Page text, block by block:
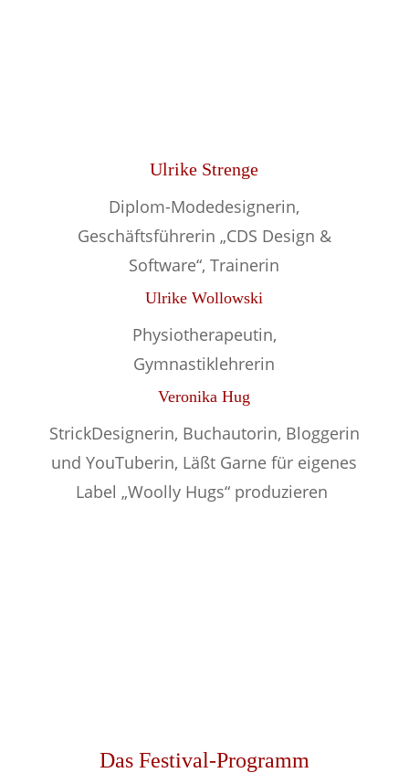
Ulrike Strenge
Diplom-Modedesignerin,
Geschäftsführerin „CDS Design &
Software“, Trainerin
Ulrike Wollowski
Physiotherapeutin,
Gymnastiklehrerin
Veronika Hug
StrickDesignerin, Buchautorin, Bloggerin
und YouTuberin, Läßt Garne für eigenes
Label „Woolly Hugs“ produzieren
Das Festival-Programm